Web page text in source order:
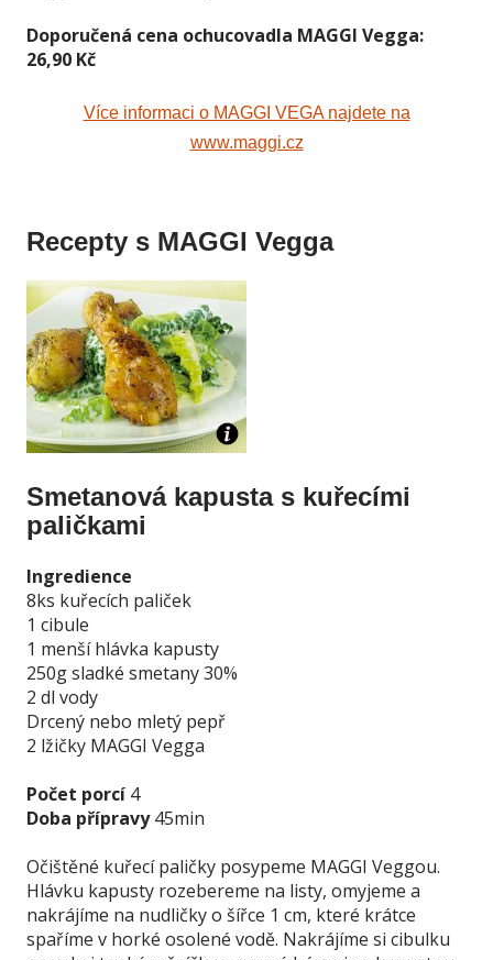
Doporučená cena ochucovadla MAGGI Vegga:
26,90 Kč
Více informaci o MAGGI VEGA najdete na
www.maggi.cz
Recepty s MAGGI Vegga
Smetanová kapusta s kuřecími
paličkami
Ingredience
8ks kuřecích paliček
1 cibule
1 menší hlávka kapusty
250g sladké smetany 30%
2 dl vody
Drcený nebo mletý pepř
2 lžičky MAGGI Vegga
Počet porcí 4
Doba přípravy45min
Očištěné kuřecí paličky posypeme MAGGI Veggou.
Hlávku kapusty rozebereme na listy, omyjeme a
nakrájíme na nudličky o šířce 1 cm, které krátce
spaříme v horké osolené vodě. Nakrájíme si cibulku